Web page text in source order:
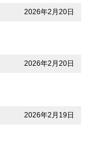
2026年2月20日
2026年2月20日
2026年2月19日